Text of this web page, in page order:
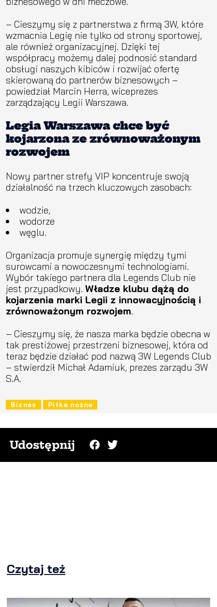
– Cieszymy się z partnerstwa z firmą 3W, które
wzmacnia Legię nie tylko od strony sportowej,
ale również organizacyjnej. Dzięki tej
współpracy możemy dalej podnosić standard
obsługi naszych kibiców i rozwijać ofertę
skierowaną do partnerów biznesowych –
powiedział Marcin Herra, wiceprezes
zarządzający Legii Warszawa.
Legia Warszawa chce być
kojarzona ze zrównoważonym
rozwojem
Nowy partner strefy VIP koncentruje swoją
działalność na trzech kluczowych zasobach:
wodzie,
wodorze
węglu.
Organizacja promuje synergię między tymi
surowcami a nowoczesnymi technologiami.
Wybór takiego partnera dla Legends Club nie
jest przypadkowy. Władze klubu dążą do
kojarzenia marki Legii z innowacyjnością i
zrównoważonym rozwojem.
– Cieszymy się, że nasza marka będzie obecna w
tak prestiżowej przestrzeni biznesowej, która od
teraz będzie działać pod nazwą 3W Legends Club
– stwierdził Michał Adamiuk, prezes zarządu 3W
S.A.
Biznes Piłka nożna
Udostępnij
Czytaj też